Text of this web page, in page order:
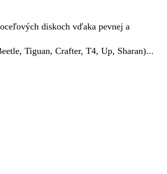
diskoch vďaka pevnej a
Tiguan, Crafter, T4, Up, Sharan)...